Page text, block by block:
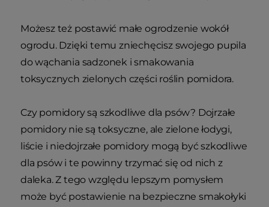
Możesz też postawić małe ogrodzenie wokół
ogrodu. Dzięki temu zniechęcisz swojego pupila
do wąchania sadzonek i smakowania
toksycznych zielonych części roślin pomidora.
Czy pomidory są szkodliwe dla psów? Dojrzałe
pomidory nie są toksyczne, ale zielone łodygi,
liście i niedojrzałe pomidory mogą być szkodliwe
dla psów i te powinny trzymać się od nich z
daleka. Z tego względu lepszym pomysłem
może być postawienie na bezpieczne smakołyki